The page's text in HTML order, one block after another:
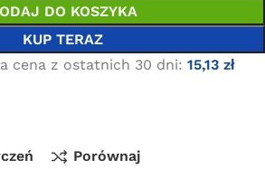
DO KOSZYKA
KUP TERAZ
cena z ostatnich 30 dni: 15,13 zł
Porównaj